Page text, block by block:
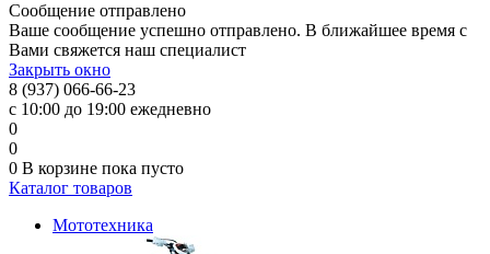
Сообщение отправлено
Ваше сообщение успешно отправлено. В ближайшее время с
Вами свяжется наш специалист
Закрыть окно
8 (937) 066-66-23
с 10:00 до 19:00 ежедневно
0
0
0 В корзине пока пусто
Каталог товаров
Мототехника